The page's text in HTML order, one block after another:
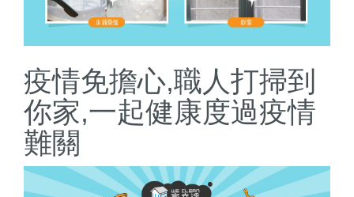
疫情免擔心,職人打掃到
你家,一起健康度過疫情
難關